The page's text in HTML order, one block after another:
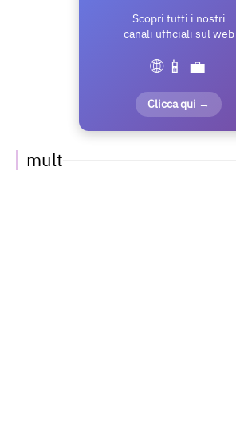
Scopri tutti i nostri
canali ufficiali sul web
🌐 📱 💼
Clicca qui →
mult